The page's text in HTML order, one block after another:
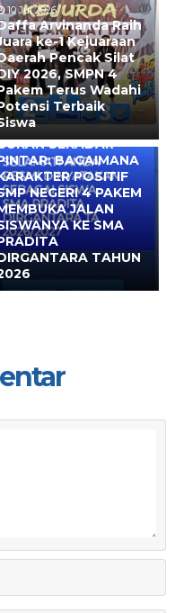
10 Jul 2026
Arvinanda Raih
ke-1 Kejuaraan
Pencak Silat
2026, SMPN 4
Terus Wadahi
Terbaik
10 Mei 2026
SEKADAR
BAGAIMANA
POSITIF
NEGERI 4 PAKEM
JALAN
KE SMA
TAHUN